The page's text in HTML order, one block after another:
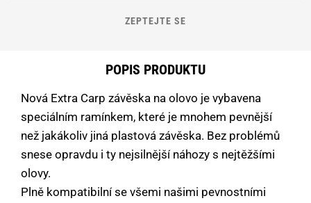
ZEPTEJTE SE
POPIS PRODUKTU
Nová Extra Carp závěska na olovo je vybavena
speciálním ramínkem, které je mnohem pevnější
než jakákoliv jiná plastová závěska. Bez problémů
snese opravdu i ty nejsilnější náhozy s nejtěžšími
olovy.
Plně kompatibilní se všemi našimi pevnostními